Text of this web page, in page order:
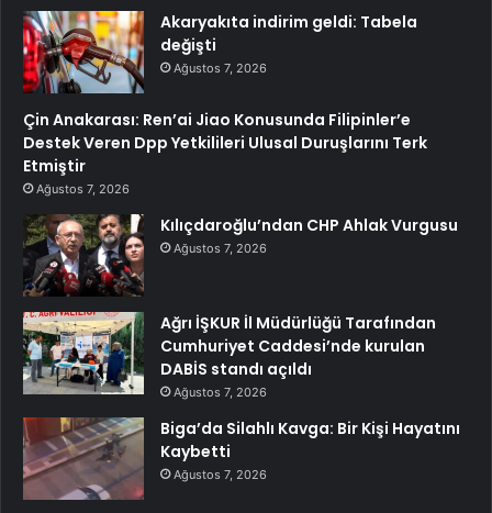
Akaryakıta indirim geldi: Tabela
değişti
Ağustos 7, 2026
Çin Anakarası: Ren’ai Jiao Konusunda Filipinler’e
Destek Veren Dpp Yetkilileri Ulusal Duruşlarını Terk
Etmiştir
Ağustos 7, 2026
Kılıçdaroğlu’ndan CHP Ahlak Vurgusu
Ağustos 7, 2026
Ağrı İŞKUR İl Müdürlüğü Tarafından
Cumhuriyet Caddesi’nde kurulan
DABİS standı açıldı
Ağustos 7, 2026
Biga’da Silahlı Kavga: Bir Kişi Hayatını
Kaybetti
Ağustos 7, 2026